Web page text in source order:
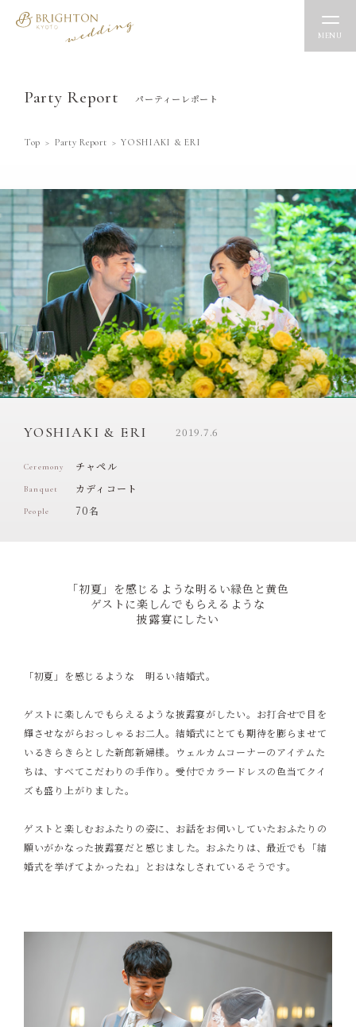
MENU
Party Report パーティーレポート
Top Party Report YOSHIAKI & ERI
YOSHIAKI & ERI 2019.7.6
Ceremony チャペル
Banquet カディコート
People 70名
「初夏」を感じるような明るい緑色と黄色
ゲストに楽しんでもらえるような
披露宴にしたい
「初夏」を感じるような 明るい結婚式。
ゲストに楽しんでもらえるような披露宴がしたい。お打合せで目を
輝させながらおっしゃるお二人。結婚式にとても期待を膨らませて
いるきらきらとした新郎新婦様。ウェルカムコーナーのアイテムた
ちは、すべてこだわりの手作り。受付でカラードレスの色当てクイ
ズも盛り上がりました。
ゲストと楽しむおふたりの姿に、お話をお伺いしていたおふたりの
願いがかなった披露宴だと感じました。おふたりは、最近でも「結
婚式を挙げてよかったね」とおはなしされているそうです。